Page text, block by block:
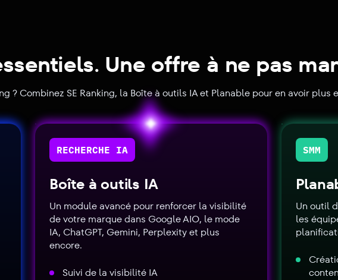
Une offre à ne pas
? Combinez SE Ranking, la Boîte à outils IA et Planable pour en avoir plus
RECHERCHE IA
Boîte à outils IA
Un module avancé pour renforcer la visibilité
de votre marque dans Google AIO, le mode
IA, ChatGPT, Gemini, Perplexity et plus
encore.
Suivi de la visibilité IA
SMM
Un outil
les